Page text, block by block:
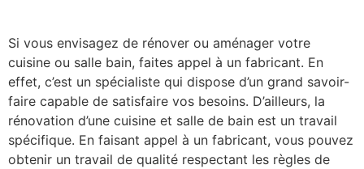
Si vous envisagez de rénover ou aménager votre
cuisine ou salle bain, faites appel à un fabricant. En
effet, c’est un spécialiste qui dispose d’un grand savoir-
faire capable de satisfaire vos besoins. D’ailleurs, la
rénovation d’une cuisine et salle de bain est un travail
spécifique. En faisant appel à un fabricant, vous pouvez
obtenir un travail de qualité respectant les règles de